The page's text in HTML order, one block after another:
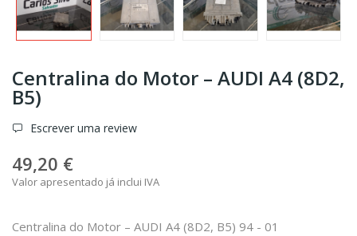
Centralina do Motor – AUDI A4 (8D2,
B5)
Escrever uma review
49,20 €
Valor apresentado já inclui IVA
Centralina do Motor – AUDI A4 (8D2, B5) 94 - 01